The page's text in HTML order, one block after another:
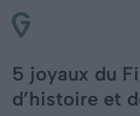
5 joyaux du
d’histoire et